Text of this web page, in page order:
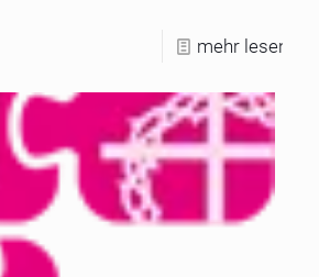
mehr lesen